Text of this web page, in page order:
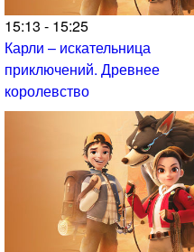
15:13 - 15:25
Карли – искательница
приключений. Древнее
королевство